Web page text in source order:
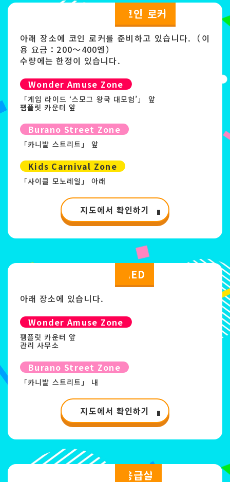
코인 로커
아래 장소에 코인 로커를 준비하고 있습니다.（이
용 요금：200〜400엔）
수량에는 한정이 있습니다.
Wonder Amuse Zone
「게임 라이드 ‘스모그 왕국 대모험’」 앞
팸플릿 카운터 앞
Burano Street Zone
「카니발 스트리트」 앞
Kids Carnival Zone
「사이클 모노레일」 아래
지도에서 확인하기
AED
아래 장소에 있습니다.
Wonder Amuse Zone
팸플릿 카운터 앞
관리 사무소
Burano Street Zone
「카니발 스트리트」 내
지도에서 확인하기
응급실